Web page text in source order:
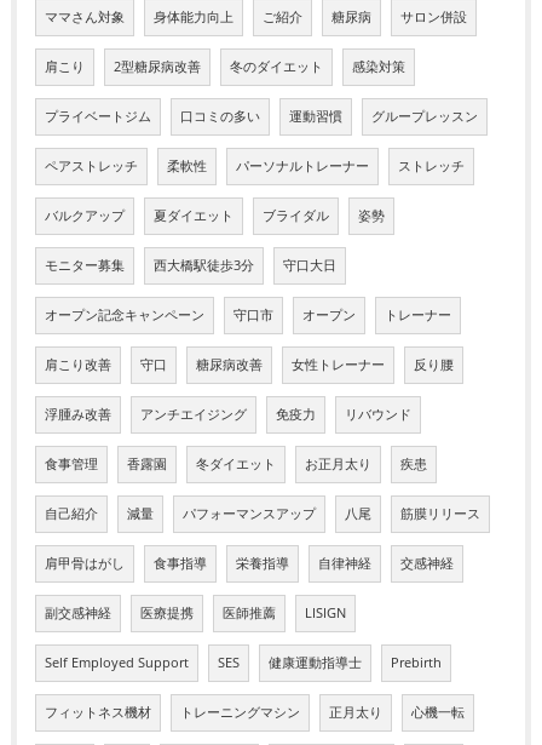
ママさん対象 身体能力向上 ご紹介 糖尿病 サロン併設
肩こり 2型糖尿病改善 冬のダイエット 感染対策
プライベートジム 口コミの多い 運動習慣 グループレッスン
ペアストレッチ 柔軟性 パーソナルトレーナー ストレッチ
バルクアップ 夏ダイエット ブライダル 姿勢
モニター募集 西大橋駅徒歩3分 守口大日
オープン記念キャンペーン 守口市 オープン トレーナー
肩こり改善 守口 糖尿病改善 女性トレーナー 反り腰
浮腫み改善 アンチエイジング 免疫力 リバウンド
食事管理 香露園 冬ダイエット お正月太り 疾患
自己紹介 減量 パフォーマンスアップ 八尾 筋膜リリース
肩甲骨はがし 食事指導 栄養指導 自律神経 交感神経
副交感神経 医療提携 医師推薦 LISIGN
Self Employed Support SES 健康運動指導士 Prebirth
フィットネス機材 トレーニングマシン 正月太り 心機一転